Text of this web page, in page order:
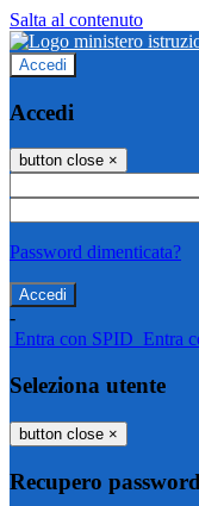
Salta al contenuto
Accedi
Accedi
button close ×
Password dimenticata?
-
Entra con SPID Entra
Seleziona utente
button close ×
Recupero password